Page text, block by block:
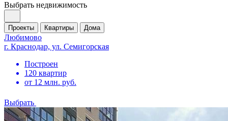
Выбрать недвижимость
Проекты Квартиры Дома
Любимово
г. Краснодар, ул. Семигорская
Построен
120 квартир
от 12 млн. руб.
Выбрать